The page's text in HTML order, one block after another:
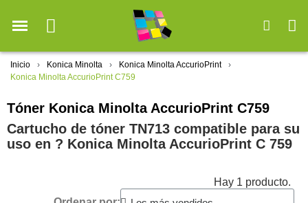
Inicio Konica Minolta
Konica Minolta AccurioPrint
Konica Minolta AccurioPrint C759
Tóner Konica Minolta AccurioPrint C759
Cartucho de tóner TN713 compatible para su
uso en ?️ Konica Minolta AccurioPrint C 759
Hay 1 producto.